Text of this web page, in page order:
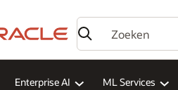
Enterprise AI ML Services